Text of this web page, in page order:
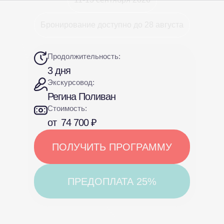
3 дня
Продолжительность:
Регина Поливан
Экскурсовод:
Стоимость:
от 74 700 ₽
ПОЛУЧИТЬ ПРОГРАММУ
ПРЕДОПЛАТА 25%